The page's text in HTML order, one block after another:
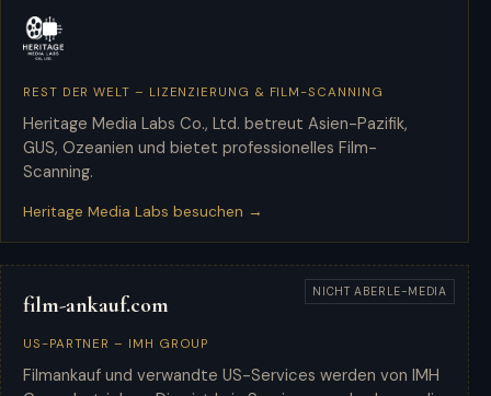
Heritage Media Labs
REST DER WELT – LIZENZIERUNG & FILM-SCANNING
Heritage Media Labs Co., Ltd. betreut Asien-Pazifik,
GUS, Ozeanien und bietet professionelles Film-
Scanning.
Heritage Media Labs besuchen →
film-ankauf.com
US-PARTNER – IMH GROUP
Filmankauf und verwandte US-Services werden von IMH
NICHT ABERLE-MEDIA